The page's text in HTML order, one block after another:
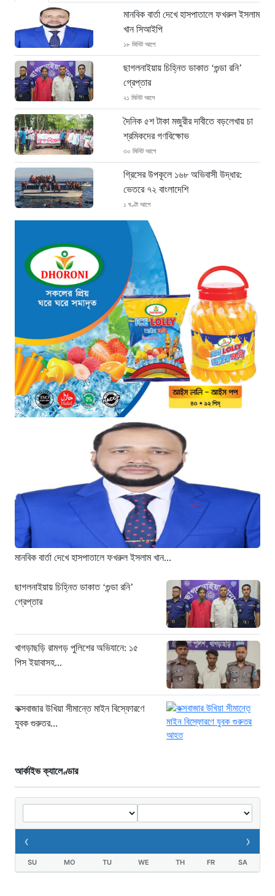
মানবিক বার্তা দেখে হাসপাতালে ফখরুল ইসলাম
খান সিআইপি
১৮ মিনিট আগে
ছাগলনাইয়ায় চিহ্নিত ডাকাত ‘গুন্ডা রনি’
গ্রেপ্তার
২১ মিনিট আগে
দৈনিক ৫শ টাকা মজুরীর দাবীতে বড়লেখায় চা
শ্রমিকদের গণবিক্ষোভ
৩০ মিনিট আগে
গ্রিসের উপকূলে ১৬৮ অভিবাসী উদ্ধার:
ভেতরে ৭২ বাংলাদেশি
১ ঘণ্টা আগে
“১/১১-তে তারেক রহমানকে আয়নাঘরে বন্দি
রাখা হয়: চিফ প্রসিকিউটর”
২ ঘণ্টা আগে
ডিজিএফআইয়ের ‘আয়নাঘর’ পরিদর্শনে
আন্তর্জাতিক অপরাধ ট্রাইব্যুনালের বিচারক
দল
২ ঘণ্টা আগে
জুলাই জাদুঘরে দলীয় ইতিহাসের ঠাঁই হবে না:
নাহিদ ইসলাম
২ ঘণ্টা আগে
ড্যাবের বর্ণাঢ্য চিকিৎসক সমাবেশে প্রধান
অতিথি হিসেবে যোগ দিলেন প্রধানমন্ত্রী
তারেক রহমান
৩ ঘণ্টা আগে
ঢাকা-ময়মনসিংহ রেলপথে বগি লাইনচ্যুত:
ট্রেন চলাচল স্বাভাবিক
২১ ঘণ্টা আগে
“হাম উপসর্গে আরও তিনজনের মৃত্যু, নতুন
আক্রান্ত ১২১৮”
২১ ঘণ্টা আগে
মানবিক বার্তা দেখে হাসপাতালে ফখরুল ইসলাম খান...
ছাগলনাইয়ায় চিহ্নিত ডাকাত ‘গুন্ডা রনি’
গ্রেপ্তার
খাগড়াছড়ি রামগড় পুলিশের অভিযানে: ১৫
পিস ইয়াবাসহ...
কক্সবাজার উখিয়া সীমান্তে মাইন বিস্ফোরণে
যুবক গুরুতর...
আর্কাইভ ক্যালেণ্ডার
‹ ›
SU MO TU WE TH FR SA